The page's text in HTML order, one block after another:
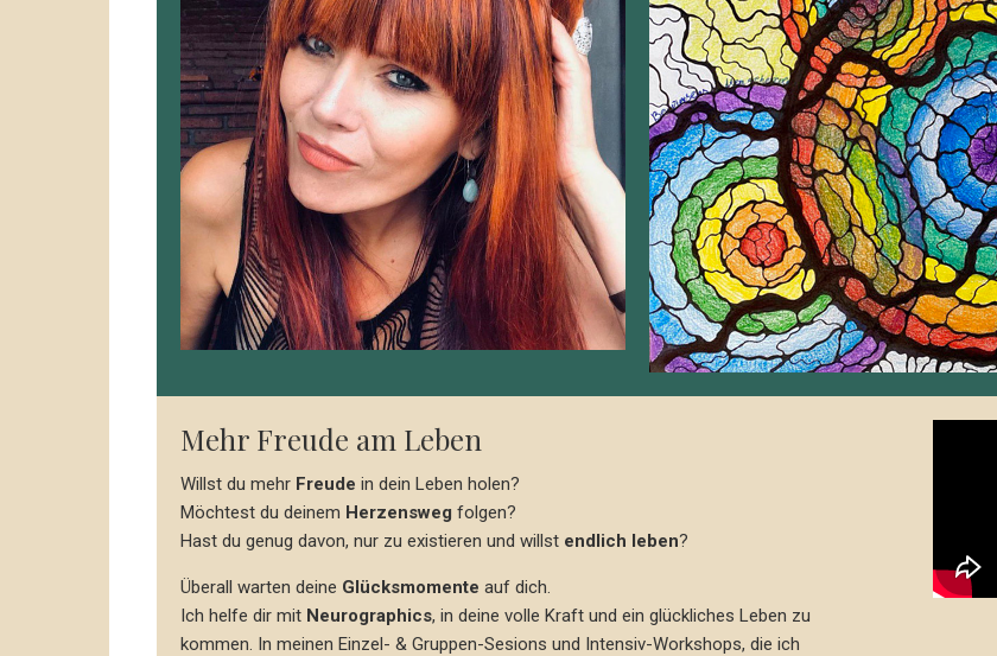
Mehr Freude am Leben
Willst du mehr Freude in dein Leben holen?
Möchtest du deinem Herzensweg folgen?
Hast du genug davon, nur zu existieren und willst endlich leben?
Überall warten deine Glücksmomente auf dich.
Ich helfe dir mit Neurographics, in deine volle Kraft und ein glückliches Leben zu
kommen. In meinen Einzel- & Gruppen-Sesions und Intensiv-Workshops, die ich